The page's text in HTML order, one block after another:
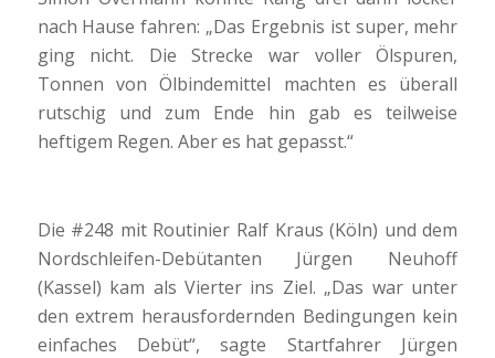
nach Hause fahren: „Das Ergebnis ist super, mehr
ging nicht. Die Strecke war voller Ölspuren,
Tonnen von Ölbindemittel machten es überall
rutschig und zum Ende hin gab es teilweise
heftigem Regen. Aber es hat gepasst.“
Die #248 mit Routinier Ralf Kraus (Köln) und dem
Nordschleifen-Debütanten Jürgen Neuhoff
(Kassel) kam als Vierter ins Ziel. „Das war unter
den extrem herausfordernden Bedingungen kein
einfaches Debüt“, sagte Startfahrer Jürgen